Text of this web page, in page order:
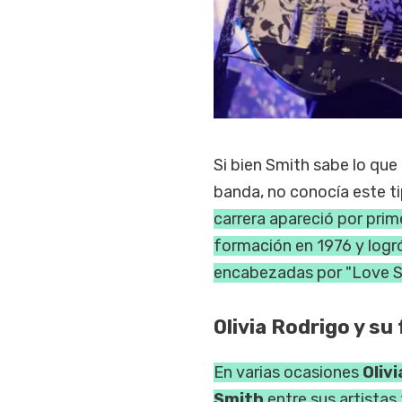
Si bien Smith sabe lo
banda, no conocía este
carrera apareció por
formación en 1976 y
encabezadas por "Love
Olivia Rodrigo y
En varias ocasiones